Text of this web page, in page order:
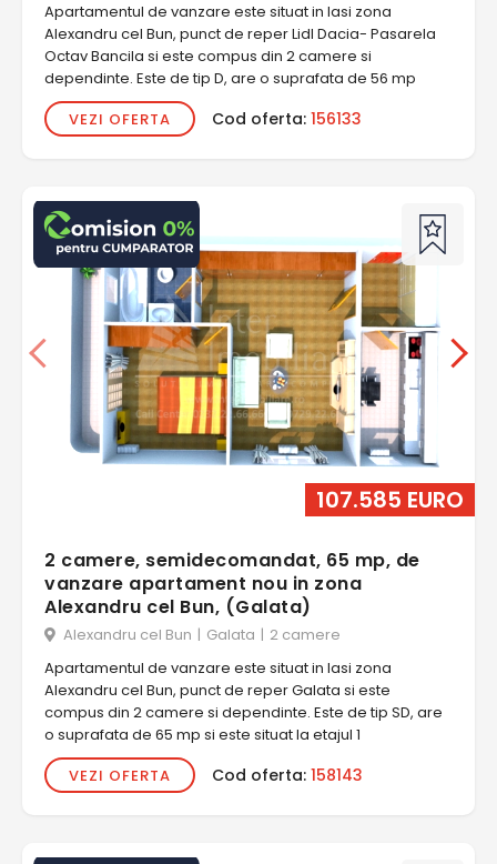
Apartamentul de vanzare este situat in Iasi zona
Alexandru cel Bun, punct de reper Lidl Dacia- Pasarela
Octav Bancila si este compus din 2 camere si
dependinte. Este de tip D, are o suprafata de 56 mp
VEZI OFERTA
Cod oferta: 156133
107.585 EURO
2 camere, semidecomandat, 65 mp, de
vanzare apartament nou in zona
Alexandru cel Bun, (Galata)
Alexandru cel Bun | Galata | 2 camere
Apartamentul de vanzare este situat in Iasi zona
Alexandru cel Bun, punct de reper Galata si este
compus din 2 camere si dependinte. Este de tip SD, are
o suprafata de 65 mp si este situat la etajul 1
VEZI OFERTA
Cod oferta: 158143